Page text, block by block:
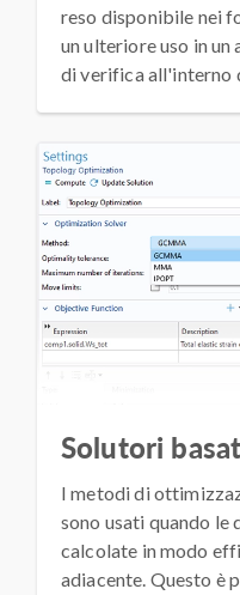
reso disponibile nei
un ulteriore uso in
di verifica all'interno
Solutori
I metodi di
sono usati quando le
calcolate in modo
adiacente. Questo è